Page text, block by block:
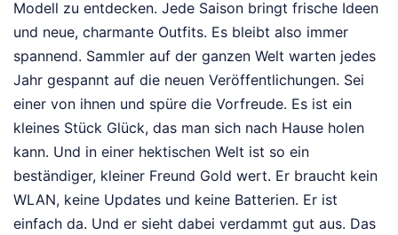
Modell zu entdecken. Jede Saison bringt frische Ideen
und neue, charmante Outfits. Es bleibt also immer
spannend. Sammler auf der ganzen Welt warten jedes
Jahr gespannt auf die neuen Veröffentlichungen. Sei
einer von ihnen und spüre die Vorfreude. Es ist ein
kleines Stück Glück, das man sich nach Hause holen
kann. Und in einer hektischen Welt ist so ein
beständiger, kleiner Freund Gold wert. Er braucht kein
WLAN, keine Updates und keine Batterien. Er ist
einfach da. Und er sieht dabei verdammt gut aus. Das